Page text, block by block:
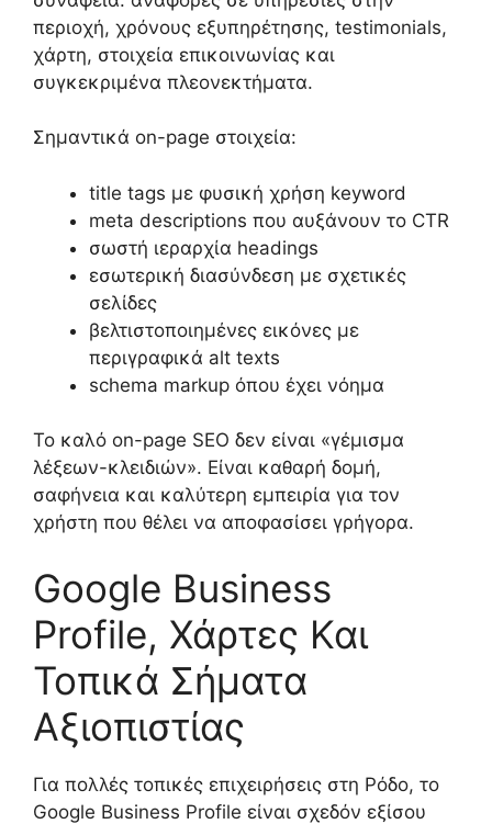
περιοχή, χρόνους εξυπηρέτησης, testimonials,
χάρτη, στοιχεία επικοινωνίας και
συγκεκριμένα πλεονεκτήματα.
Σημαντικά on-page στοιχεία:
title tags με φυσική χρήση keyword
meta descriptions που αυξάνουν το CTR
σωστή ιεραρχία headings
εσωτερική διασύνδεση με σχετικές
σελίδες
βελτιστοποιημένες εικόνες με
περιγραφικά alt texts
schema markup όπου έχει νόημα
Το καλό on-page SEO δεν είναι «γέμισμα
λέξεων-κλειδιών». Είναι καθαρή δομή,
σαφήνεια και καλύτερη εμπειρία για τον
χρήστη που θέλει να αποφασίσει γρήγορα.
Google Business
Profile, Χάρτες Και
Τοπικά Σήματα
Αξιοπιστίας
Για πολλές τοπικές επιχειρήσεις στη Ρόδο, το
Google Business Profile είναι σχεδόν εξίσου